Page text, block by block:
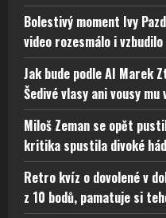
Bolestivý moment Ivy
video rozesmálo i
Jak bude podle AI Marek
Šedivé vlasy ani vousy mu
Miloš Zeman se opět
kritika spustila divoké
Retro kvíz o dovolené v
z 10 bodů, pamatuje si